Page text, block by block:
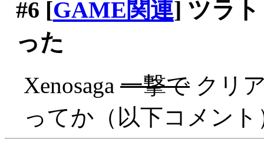
#6 [GAME関連] ツラ
った
Xenosaga 一撃で クリ
ってか（以下コメント